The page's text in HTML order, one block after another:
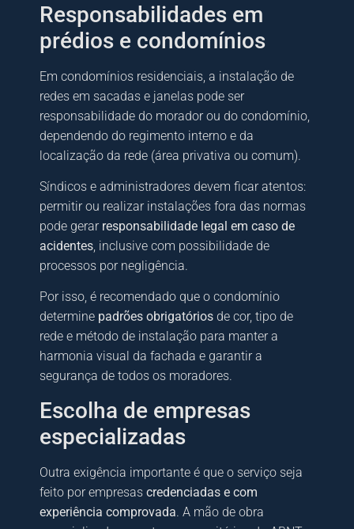
Responsabilidades em
prédios e condomínios
Em condomínios residenciais, a instalação de
redes em sacadas e janelas pode ser
responsabilidade do morador ou do condomínio,
dependendo do regimento interno e da
localização da rede (área privativa ou comum).
Síndicos e administradores devem ficar atentos:
permitir ou realizar instalações fora das normas
pode gerar responsabilidade legal em caso de
acidentes, inclusive com possibilidade de
processos por negligência.
Por isso, é recomendado que o condomínio
determine padrões obrigatórios de cor, tipo de
rede e método de instalação para manter a
harmonia visual da fachada e garantir a
segurança de todos os moradores.
Escolha de empresas
especializadas
Outra exigência importante é que o serviço seja
feito por empresas credenciadas e com
experiência comprovada. A mão de obra